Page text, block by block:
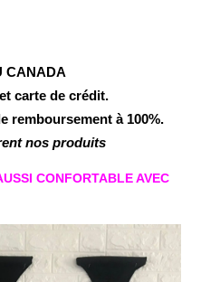
CANADA
carte de crédit.
remboursement à 100%.
nos produits
CONFORTABLE AVEC